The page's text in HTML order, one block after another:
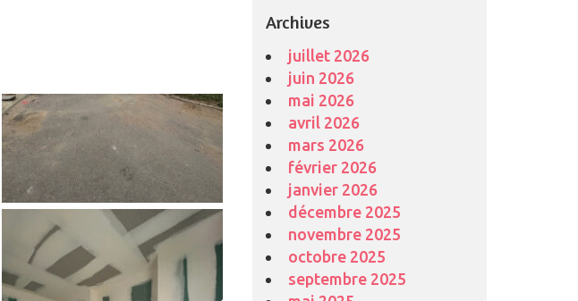
Archives
juillet 2026
juin 2026
mai 2026
avril 2026
mars 2026
février 2026
janvier 2026
décembre 2025
novembre 2025
octobre 2025
septembre 2025